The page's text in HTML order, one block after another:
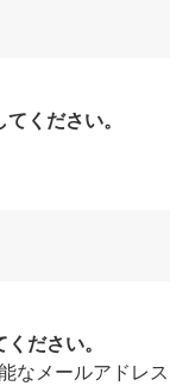
てください。
ださい。
なメールアドレス